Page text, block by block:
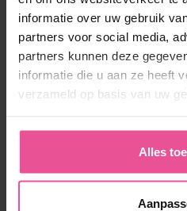
informatie over uw gebruik
partners voor social media,
partners kunnen deze
informatie die u aan ze heeft
verzameld op basis van uw
Alles
streven naar een
ik voor LIPOELASTIC.‘